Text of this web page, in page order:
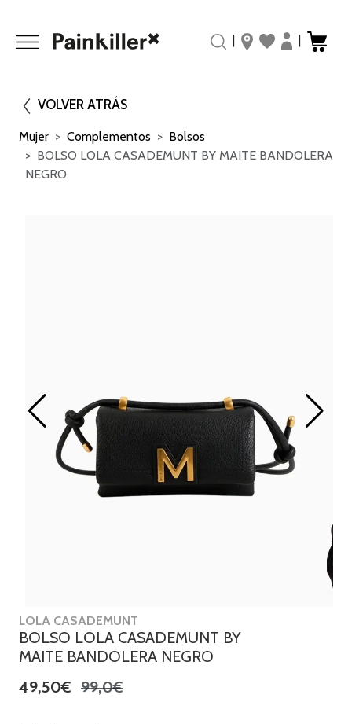
VOLVER ATRÁS
Mujer Complementos
Bolsos
BOLSO LOLA CASADEMUNT BY MAITE BANDOLERA
NEGRO
LOLA CASADEMUNT
BOLSO LOLA CASADEMUNT BY
MAITE BANDOLERA NEGRO
49,50€ 99,0€